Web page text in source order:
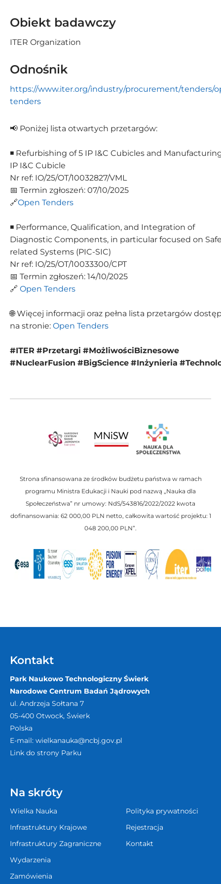
Obiekt badawczy
ITER Organization
Odnośnik
https://www.iter.org/industry/procurement/tenders/
tenders
📢 Poniżej lista otwartych przetargów:
◾ Refurbishing of 5 IP I&C Cubicles and
IP I&C Cubicle
Nr ref: IO/25/OT/10032827/VML
📅 Termin zgłoszeń: 07/10/2025
🔗Open Tenders
◾ Performance, Qualification, and Integration of
Diagnostic Components, in particular focused on
related Systems (PIC-SIC)
Nr ref: IO/25/OT/10033300/CPT
📅 Termin zgłoszeń: 14/10/2025
🔗 Open Tenders
🌐 Więcej informacji oraz pełna lista przetargów
na stronie: Open Tenders
#ITER #Przetargi #MożliwościBiznesowe
#NuclearFusion #BigScience #Inżynieria
Strona sfinansowana ze środków budżetu państwa w ramach
programu Ministra Edukacji i Nauki pod nazwą „Nauka dla
Społeczeństwa” nr umowy: NdS/543816/2022/2022 kwota
dofinansowania: 62 000,00 PLN netto, całkowita wartość projektu: 1
048 200,00 PLN”.
Kontakt
Park Naukowo Technologiczny Świerk
Narodowe Centrum Badań Jądrowych
ul. Andrzeja Sołtana 7
05-400 Otwock, Świerk
Polska
E-mail: wielkanauka@ncbj.gov.pl
Link do strony Parku
Na skróty
Wielka Nauka
Infrastruktury Krajowe
Infrastruktury Zagraniczne
Wydarzenia
Zamówienia
Polityka prywatności
Rejestracja
Kontakt